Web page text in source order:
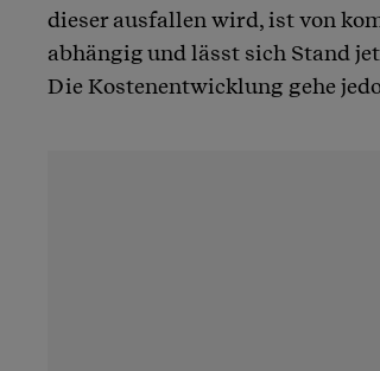
dieser ausfallen wird, ist von
abhängig und lässt sich Stand
Die Kostenentwicklung gehe